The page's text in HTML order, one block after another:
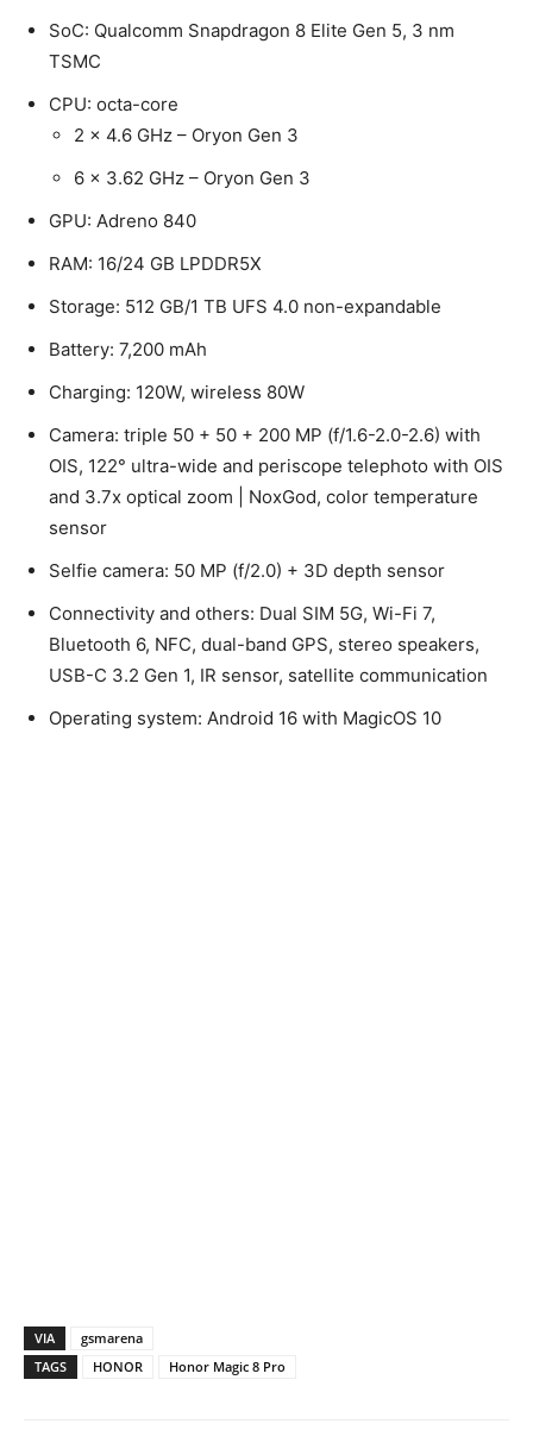
SoC: Qualcomm Snapdragon 8 Elite Gen 5, 3 nm
TSMC
CPU: octa-core
2 x 4.6 GHz – Oryon Gen 3
6 x 3.62 GHz – Oryon Gen 3
GPU: Adreno 840
RAM: 16/24 GB LPDDR5X
Storage: 512 GB/1 TB UFS 4.0 non-expandable
Battery: 7,200 mAh
Charging: 120W, wireless 80W
Camera: triple 50 + 50 + 200 MP (f/1.6-2.0-2.6) with
OIS, 122° ultra-wide and periscope telephoto with OIS
and 3.7x optical zoom | NoxGod, color temperature
sensor
Selfie camera: 50 MP (f/2.0) + 3D depth sensor
Connectivity and others: Dual SIM 5G, Wi-Fi 7,
Bluetooth 6, NFC, dual-band GPS, stereo speakers,
USB-C 3.2 Gen 1, IR sensor, satellite communication
Operating system: Android 16 with MagicOS 10
VIA
gsmarena
TAGS
HONOR Honor Magic 8 Pro